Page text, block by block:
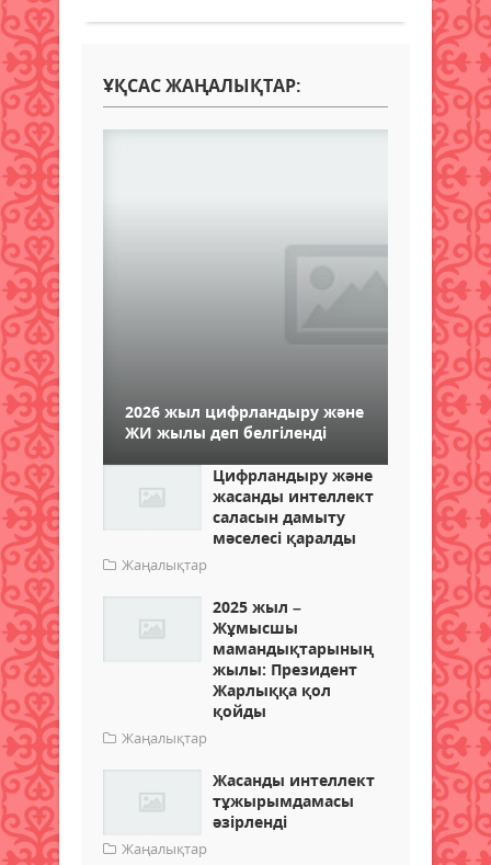
ҰҚСАС ЖАҢАЛЫҚТАР:
2026 жыл цифрландыру және
ЖИ жылы деп белгіленді
Цифрландыру және
жасанды интеллект
саласын дамыту
мәселесі қаралды
Жаңалықтар
2025 жыл –
Жұмысшы
мамандықтарының
жылы: Президент
Жарлыққа қол
қойды
Жаңалықтар
Жасанды интеллект
тұжырымдамасы
әзірленді
Жаңалықтар